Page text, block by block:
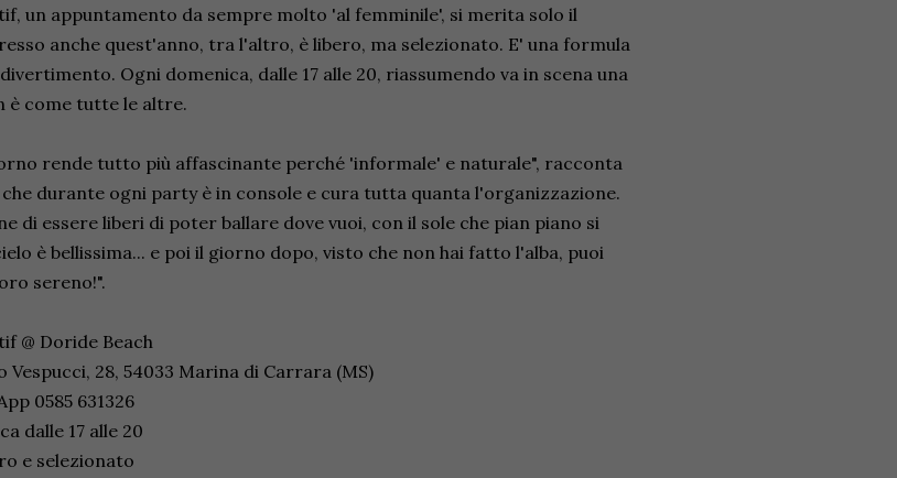
un appuntamento da sempre molto 'al femminile', si merita solo il
anche quest'anno, tra l'altro, è libero, ma selezionato. E' una formula
Ogni domenica, dalle 17 alle 20, riassumendo va in scena una
è come tutte le altre.
rende tutto più affascinante perché 'informale' e naturale", racconta
che durante ogni party è in console e cura tutta quanta l'organizzazione.
di essere liberi di poter ballare dove vuoi, con il sole che pian piano si
è bellissima... e poi il giorno dopo, visto che non hai fatto l'alba, puoi
sereno!".
@ Doride Beach
Vespucci, 28, 54033 Marina di Carrara (MS)
0585 631326
dalle 17 alle 20
e selezionato